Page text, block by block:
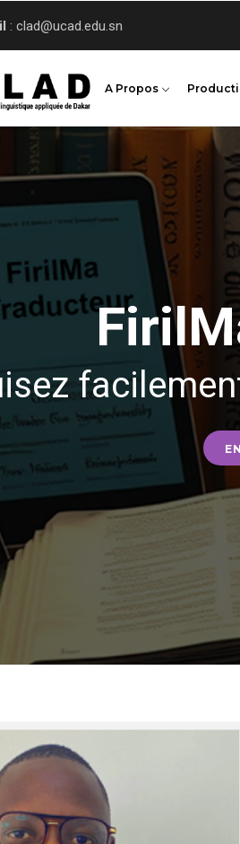
: clad@ucad.edu.sn
A Propos